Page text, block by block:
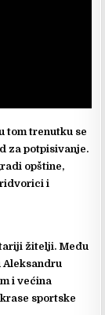
tom trenutku se
za potpisivanje.
opštine,
i
žitelji. Među
Aleksandru
i većina
sportske